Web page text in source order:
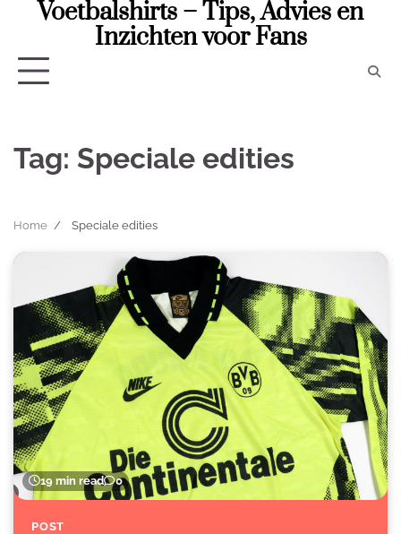
Voetbalshirts – Tips, Advies en
Inzichten voor Fans
Tag: Speciale edities
Home Speciale edities
19 min read 0
POST